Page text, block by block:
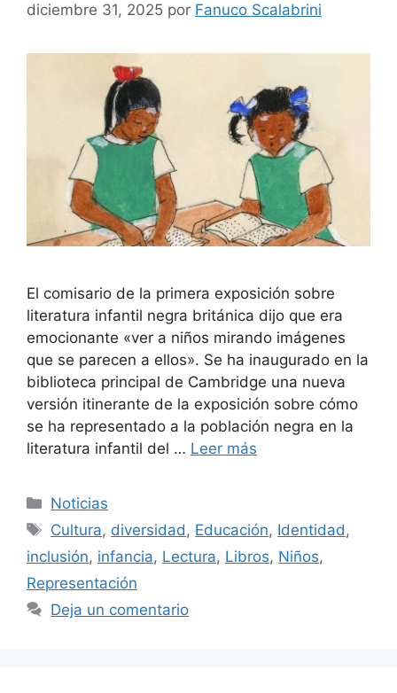
diciembre 31, 2025 por Fanuco Scalabrini
El comisario de la primera exposición sobre
literatura infantil negra británica dijo que era
emocionante «ver a niños mirando imágenes
que se parecen a ellos». Se ha inaugurado en la
biblioteca principal de Cambridge una nueva
versión itinerante de la exposición sobre cómo
se ha representado a la población negra en la
literatura infantil del … Leer más
Categorías
Noticias
Etiquetas
Cultura, diversidad, Educación, Identidad,
inclusión, infancia, Lectura, Libros, Niños,
Representación
Deja un comentario